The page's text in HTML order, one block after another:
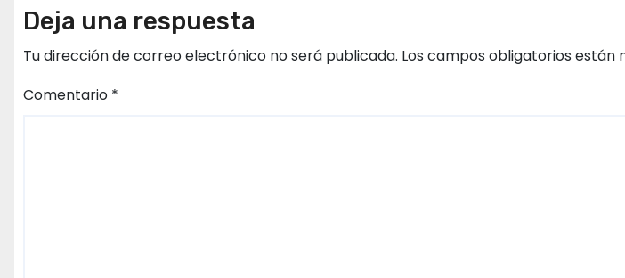
Deja una respuesta
Tu dirección de correo electrónico no será publicada. Los campos obligatorios están
Comentario *